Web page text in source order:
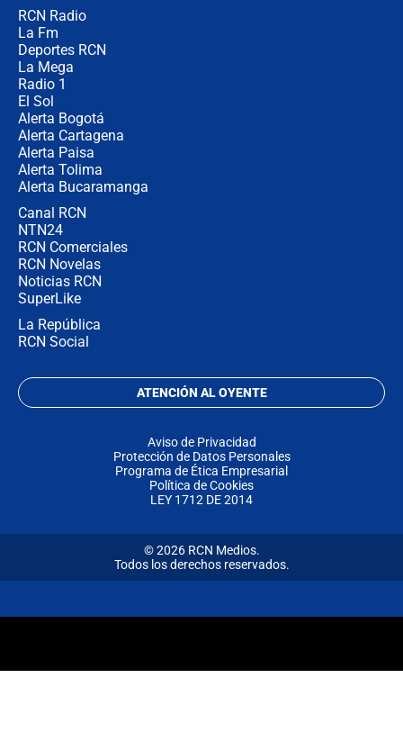
RCN Radio
La Fm
Deportes RCN
La Mega
Radio 1
El Sol
Alerta Bogotá
Alerta Cartagena
Alerta Paisa
Alerta Tolima
Alerta Bucaramanga
Canal RCN
NTN24
RCN Comerciales
RCN Novelas
Noticias RCN
SuperLike
La República
RCN Social
ATENCIÓN AL OYENTE
Aviso de Privacidad
Protección de Datos Personales
Programa de Ética Empresarial
Política de Cookies
LEY 1712 DE 2014
© 2026 RCN Medios.
Todos los derechos reservados.